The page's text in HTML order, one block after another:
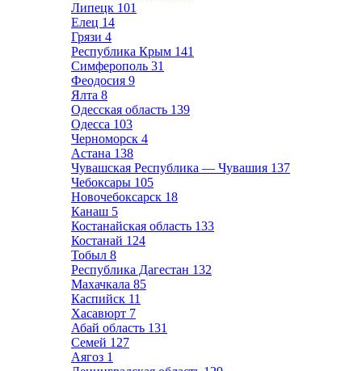
Липецк 101
Елец 14
Грязи 4
Республика Крым 141
Симферополь 31
Феодосия 9
Ялта 8
Одесская область 139
Одесса 103
Черноморск 4
Астана 138
Чувашская Республика — Чувашия 137
Чебоксары 105
Новочебоксарск 18
Канаш 5
Костанайская область 133
Костанай 124
Тобыл 8
Республика Дагестан 132
Махачкала 85
Каспийск 11
Хасавюрт 7
Абай область 131
Семей 127
Аягоз 1